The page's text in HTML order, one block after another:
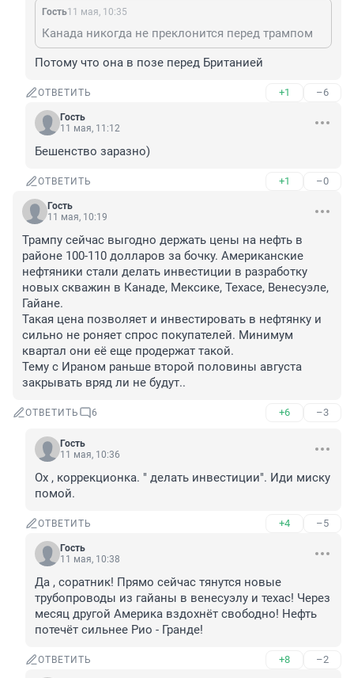
Гость11 мая, 10:35
Канада никогда не преклонится перед трампом
Потому что она в позе перед Британией
ОТВЕТИТЬ +1 –6
Гость
11 мая, 11:12
Бешенство заразно)
ОТВЕТИТЬ +1 –0
Гость
11 мая, 10:19
Трампу сейчас выгодно держать цены на нефть в
районе 100-110 долларов за бочку. Американские
нефтяники стали делать инвестиции в разработку
новых скважин в Канаде, Мексике, Техасе, Венесуэле,
Гайане.
Такая цена позволяет и инвестировать в нефтянку и
сильно не роняет спрос покупателей. Минимум
квартал они её еще продержат такой.
Тему с Ираном раньше второй половины августа
закрывать вряд ли не будут..
ОТВЕТИТЬ 6 +6 –3
Гость
11 мая, 10:36
Ох , коррекционка. " делать инвестиции". Иди миску
помой.
ОТВЕТИТЬ +4 –5
Гость
11 мая, 10:38
Да , соратник! Прямо сейчас тянутся новые
трубопроводы из гайаны в венесуэлу и техас! Через
месяц другой Америка вздохнёт свободно! Нефть
потечёт сильнее Рио - Гранде!
ОТВЕТИТЬ +8 –2